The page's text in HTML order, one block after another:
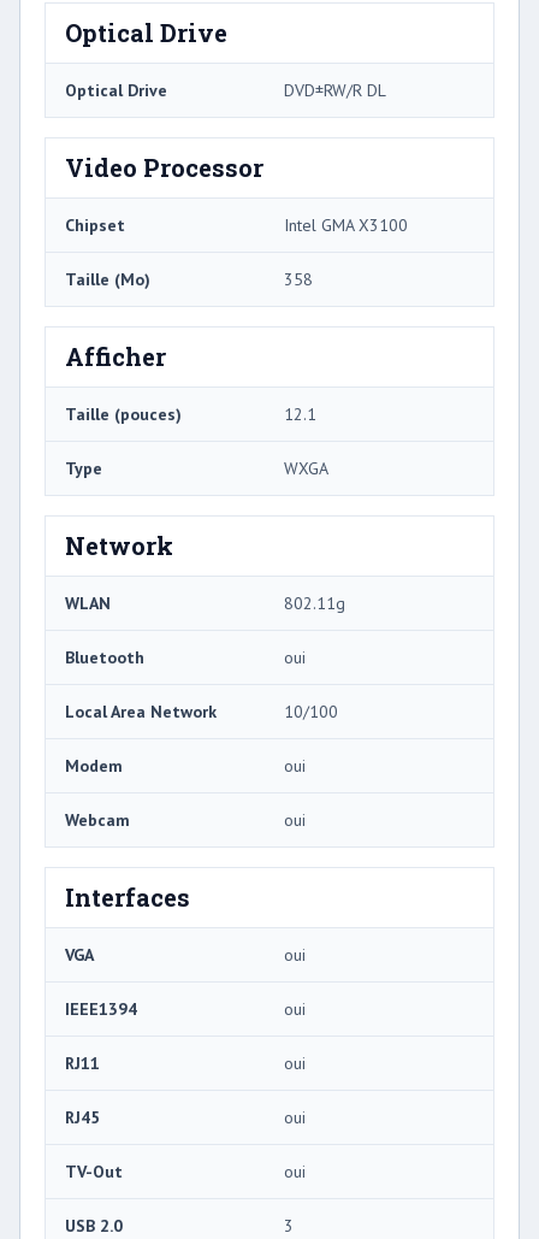
Optical Drive
Optical Drive DVD±RW/R DL
Video Processor
Chipset Intel GMA X3100
Taille (Mo) 358
Afficher
Taille (pouces) 12.1
Type WXGA
Network
WLAN 802.11g
Bluetooth oui
Local Area Network 10/100
Modem oui
Webcam oui
Interfaces
VGA oui
IEEE1394 oui
RJ11 oui
RJ45 oui
TV-Out oui
USB 2.0 3